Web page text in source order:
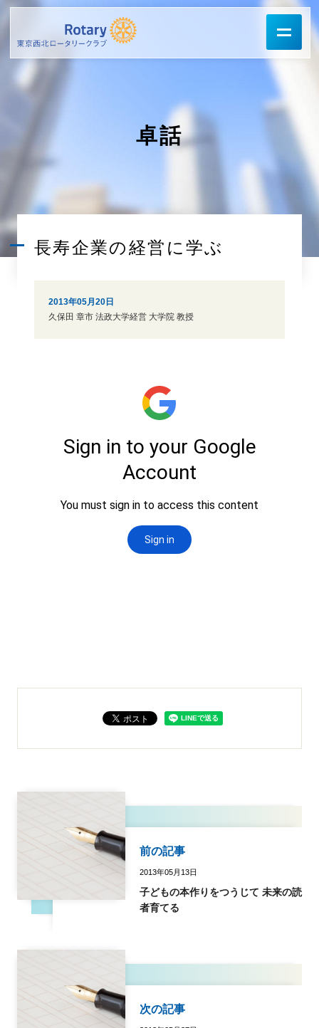
卓話
長寿企業の経営に学ぶ
2013年05月20日
久保田 章市 法政大学経営 大学院 教授
前の記事
2013年05月13日
子どもの本作りをつうじて 未来の読
者育てる
次の記事